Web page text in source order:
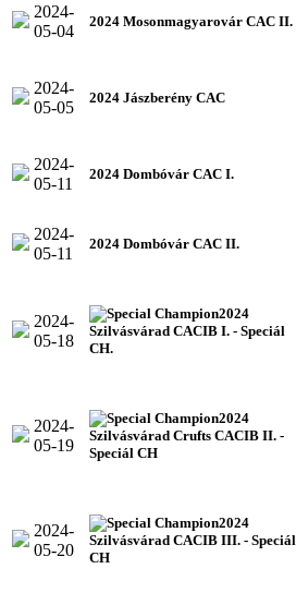
2024-
05-04
2024 Mosonmagyarovár CAC II.
2024-
05-05
2024 Jászberény CAC
2024-
05-11
2024 Dombóvár CAC I.
2024-
05-11
2024 Dombóvár CAC II.
2024-
05-18
2024
Szilvásvárad CACIB I. - Speciál
CH.
2024-
05-19
2024
Szilvásvárad Crufts CACIB II. -
Speciál CH
2024-
05-20
2024
Szilvásvárad CACIB III. - Speciál
CH